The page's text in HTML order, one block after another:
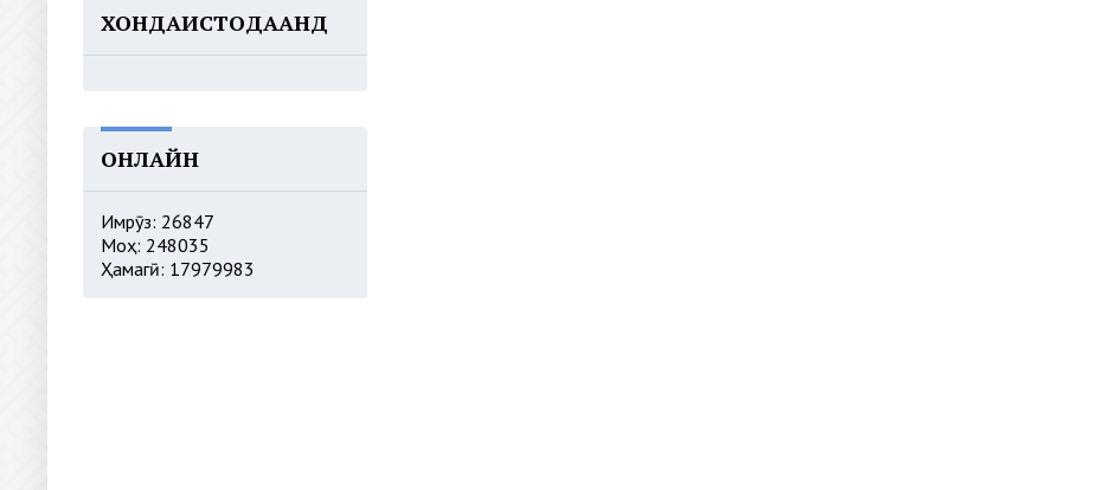
ХОНДАИСТОДААНД
ОНЛАЙН
Имрӯз: 26847
Моҳ: 248035
Ҳамагӣ: 17979983